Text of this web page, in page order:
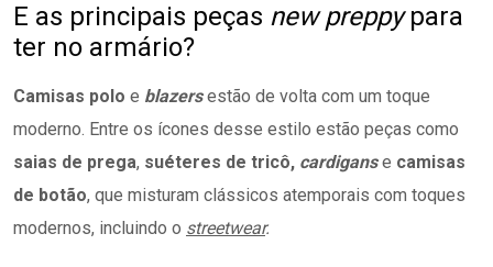
E as principais peças new preppypara
ter no armário?
Camisas polo e blazersestão de volta com um toque
moderno. Entre os ícones desse estilo estão peças como
saias de prega, suéteres de tricô, cardiganse camisas
de botão, que misturam clássicos atemporais com toques
modernos, incluindo o streetwear.